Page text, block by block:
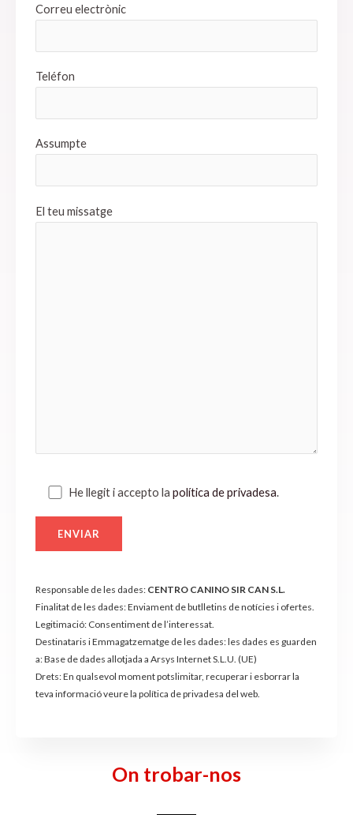
Correu electrònic
Teléfon
Assumpte
El teu missatge
He llegit i accepto la política de privadesa.
Responsable de les dades: CENTRO CANINO SIR CAN S.L.
Finalitat de les dades: Enviament de butlletins de notícies i ofertes.
Legitimació: Consentiment de l’interessat.
Destinataris i Emmagatzematge de les dades: les dades es guarden
a: Base de dades allotjada a Arsys Internet S.L.U. (UE)
Drets: En qualsevol moment potslimitar, recuperar i esborrar la
teva informació veure la política de privadesa del web
On trobar-nos